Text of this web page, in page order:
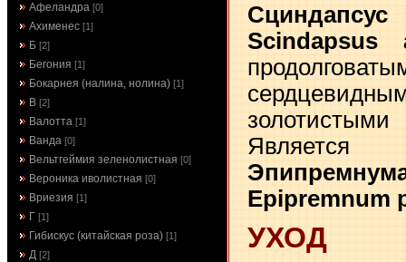
Афеландра [0]
Ахименес [1]
Б [2]
Бегония [1]
Бокарнея (налина, нолина) [1]
В [2]
Валотта [1]
Ванда [0]
Вельтгеймия зеленолистная [0]
Вероника иволистная [0]
Вриезия [1]
Г [1]
Гибискус (китайская роза) [1]
Д [2]
Scindapsus
Является
Epipremnum
УХОД